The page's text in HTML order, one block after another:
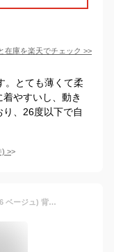
在庫を楽天でチェック >>
。とても薄くて柔
やすいし、動き
、26度以下で自
) >
BR-556 アイスバック(R)Wダブル (BR-556 ベージュ) 背中・脇を冷却 保冷剤でクール 速乾 クールマックス(R) 通気性 ダブルラッセル